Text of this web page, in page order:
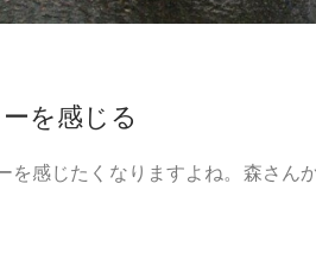
を感じる
感じたくなりますよね。森さん